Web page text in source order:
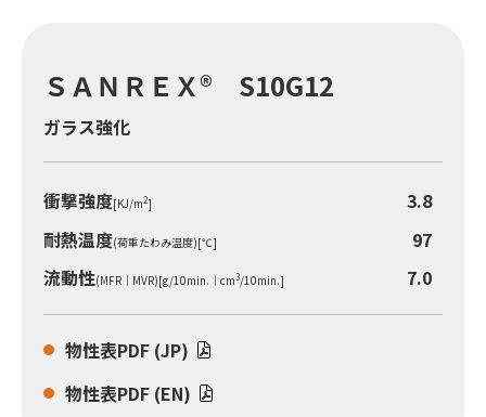
ＳＡＮＲＥＸ® S10G12
ガラス強化
衝撃強度[KJ/m2]
3.8
耐熱温度(荷重たわみ温度)[℃]
97
流動性(MFR｜MVR)[g/10min.｜cm3/10min.] 7.0
物性表PDF (JP)
物性表PDF (EN)